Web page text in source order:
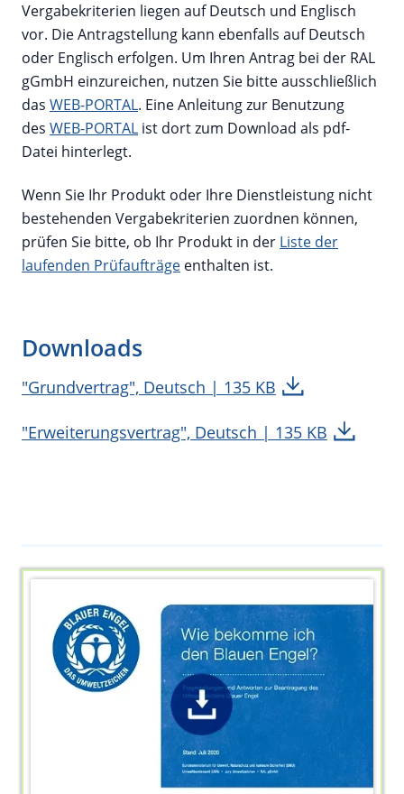
Vergabekriterien liegen auf Deutsch und Englisch
vor. Die Antragstellung kann ebenfalls auf Deutsch
oder Englisch erfolgen. Um Ihren Antrag bei der RAL
gGmbH einzureichen, nutzen Sie bitte ausschließlich
das WEB-PORTAL. Eine Anleitung zur Benutzung
des WEB-PORTAL ist dort zum Download als pdf-
Datei hinterlegt.
Wenn Sie Ihr Produkt oder Ihre Dienstleistung nicht
bestehenden Vergabekriterien zuordnen können,
prüfen Sie bitte, ob Ihr Produkt in der Liste der
laufenden Prüfaufträge enthalten ist.
Downloads
"Grundvertrag", Deutsch | 135 KB
"Erweiterungsvertrag", Deutsch | 135 KB